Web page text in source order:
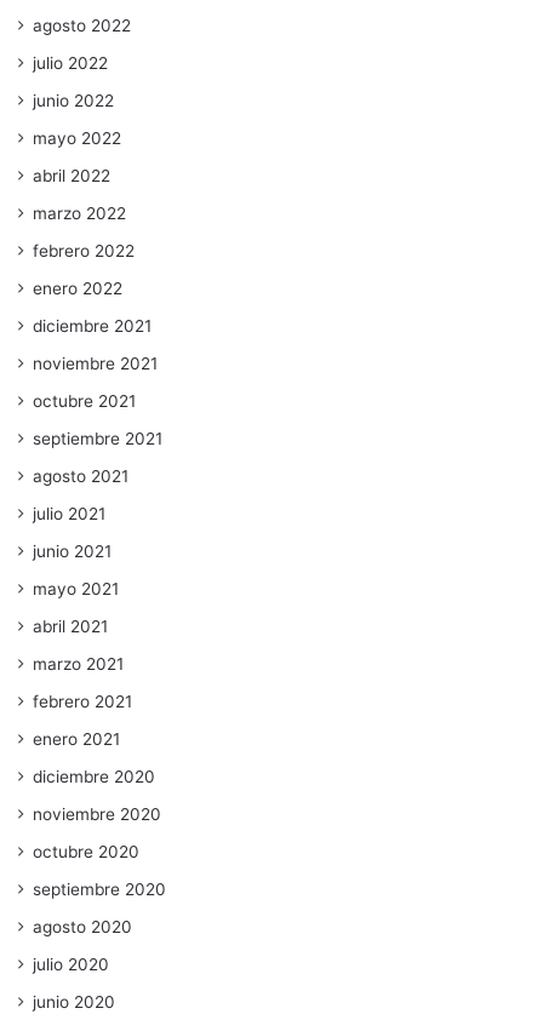
agosto 2022
julio 2022
junio 2022
mayo 2022
abril 2022
marzo 2022
febrero 2022
enero 2022
diciembre 2021
noviembre 2021
octubre 2021
septiembre 2021
agosto 2021
julio 2021
junio 2021
mayo 2021
abril 2021
marzo 2021
febrero 2021
enero 2021
diciembre 2020
noviembre 2020
octubre 2020
septiembre 2020
agosto 2020
julio 2020
junio 2020